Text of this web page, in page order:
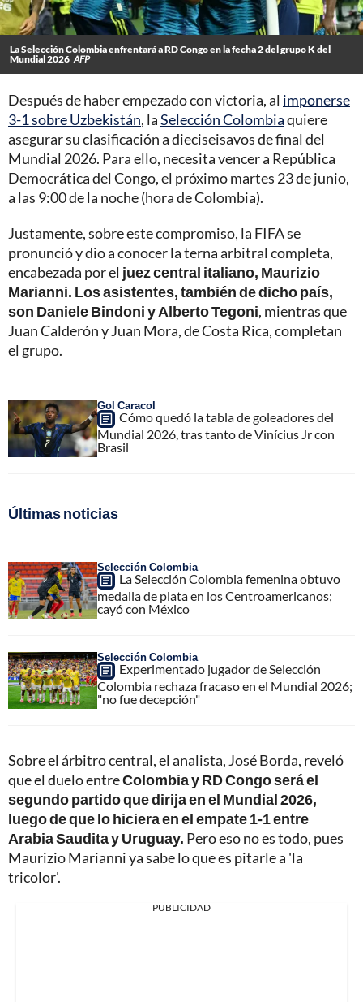
La Selección Colombia enfrentará a RD Congo en la fecha 2 del grupo K del
Mundial 2026 AFP
Después de haber empezado con victoria, al imponerse
3-1 sobre Uzbekistán, laSelección Colombiaquiere
asegurar su clasificación a dieciseisavos de final del
Mundial 2026. Para ello, necesita vencer a República
Democrática del Congo, el próximo martes 23 de junio,
a las 9:00 de la noche (hora de Colombia).
Justamente, sobre este compromiso, la FIFA se
pronunció y dio a conocer la terna arbitral completa,
encabezada por el juez central italiano, Maurizio
Marianni. Los asistentes, también de dicho país,
son Daniele Bindoni y Alberto Tegoni, mientras que
Juan Calderón y Juan Mora, de Costa Rica, completan
el grupo.
Gol Caracol
Cómo quedó la tabla de goleadores del
Mundial 2026, tras tanto de Vinícius Jr con
Brasil
Últimas noticias
Selección Colombia
La Selección Colombia femenina obtuvo
medalla de plata en los Centroamericanos;
cayó con México
Selección Colombia
Experimentado jugador de Selección
Colombia rechaza fracaso en el Mundial 2026;
"no fue decepción"
Sobre el árbitro central, el analista, José Borda, reveló
que el duelo entreColombia y RD Congo será el
segundo partido que dirija en el Mundial 2026,
luego de que lo hiciera en el empate 1-1 entre
Arabia Saudita y Uruguay. Pero eso no es todo, pues
Maurizio Marianni ya sabe lo que es pitarle a 'la
tricolor'.
PUBLICIDAD